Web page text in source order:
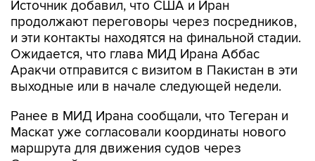
и эти контакты находятся на финальной стадии.
Ожидается, что глава МИД Ирана Аббас
Аракчи отправится с визитом в Пакистан в эти
выходные или в начале следующей недели.
Ранее в МИД Ирана сообщали, что Тегеран и
маршрута для движения судов через
Ормузский пролив и что стороны готовят
совместное заявление. При этом отмечалось,